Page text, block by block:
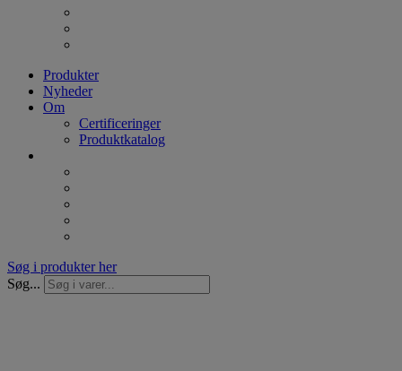
Produkter
Nyheder
Om
Certificeringer
Produktkatalog
Søg i produkter her
Søg...